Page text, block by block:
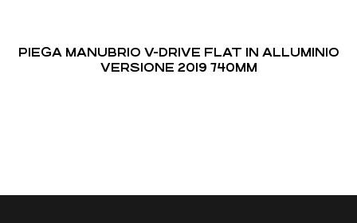
PIEGA MANUBRIO V-DRIVE FLAT IN ALLUMINIO
VERSIONE 2019 740MM